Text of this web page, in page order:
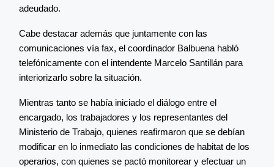
adeudado.
Cabe destacar además que juntamente con las
comunicaciones vía fax, el coordinador Balbuena habló
telefónicamente con el intendente Marcelo Santillán para
interiorizarlo sobre la situación.
Mientras tanto se había iniciado el diálogo entre el
encargado, los trabajadores y los representantes del
Ministerio de Trabajo, quienes reafirmaron que se debían
modificar en lo inmediato las condiciones de habitat de los
operarios, con quienes se pactó monitorear y efectuar un